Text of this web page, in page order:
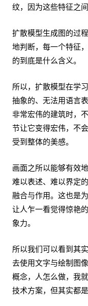
纹，因为这些特征之
扩散模型生成图的过
地判断，每一个特征
的到底是什么含义。
所以，扩散模型在学
抽象的、无法用语言
非常宏伟的建筑时，
节让它变得宏伟，不
受到整体的美感。
画面之所以能够有效
难以表述、难以界定
融合与作用。这也是
让人乍一看觉得惊艳
象力。
所以我们可以看到其
去使用文字与绘制图
概念，人怎么做，我
技术方案，但其实都